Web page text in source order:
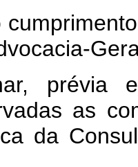
prévia
as
da